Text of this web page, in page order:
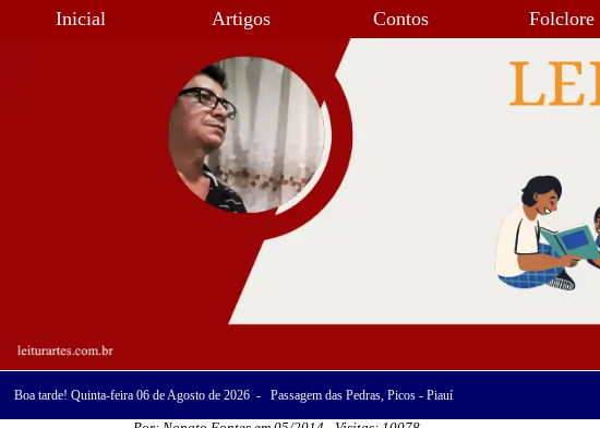
Inicial Artigos Contos Folclore
Boa tarde! Quinta-feira 06 de Agosto de 2026 - Passagem das Pedras, Picos - Piauí